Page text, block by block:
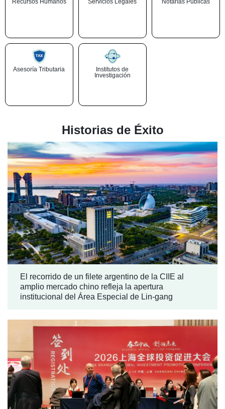
Asesoría Tributaria
Institutos de
Investigación
Historias de Éxito
El recorrido de un filete argentino de la CIIE al
amplio mercado chino refleja la apertura
institucional del Área Especial de Lin-gang